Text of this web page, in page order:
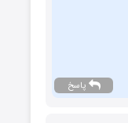
پاسخ